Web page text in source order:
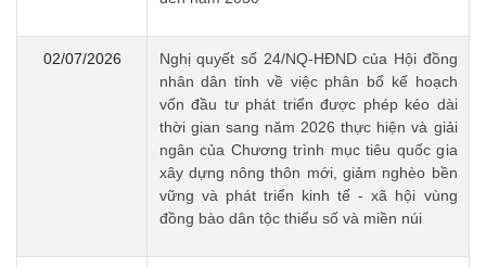
02/07/2026
Nghị quyết số 24/NQ-HĐND của Hội đồng
nhân dân tỉnh về việc phân bổ kế hoạch
vốn đầu tư phát triển được phép kéo dài
thời gian sang năm 2026 thực hiện và giải
ngân của Chương trình mục tiêu quốc gia
xây dựng nông thôn mới, giảm nghèo bền
vững và phát triển kinh tế - xã hội vùng
đồng bào dân tộc thiểu số và miền núi